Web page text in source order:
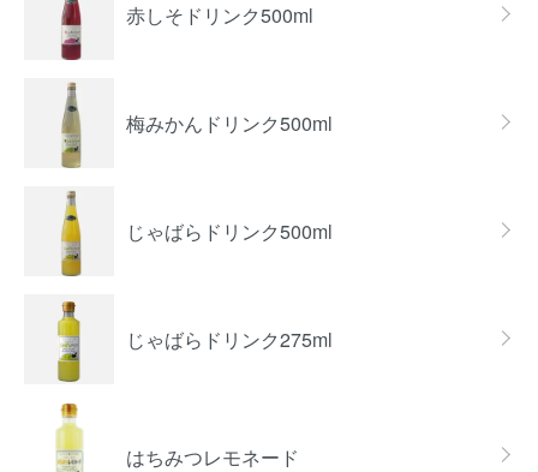
赤しそドリンク500ml
梅みかんドリンク500ml
じゃばらドリンク500ml
じゃばらドリンク275ml
はちみつレモネード